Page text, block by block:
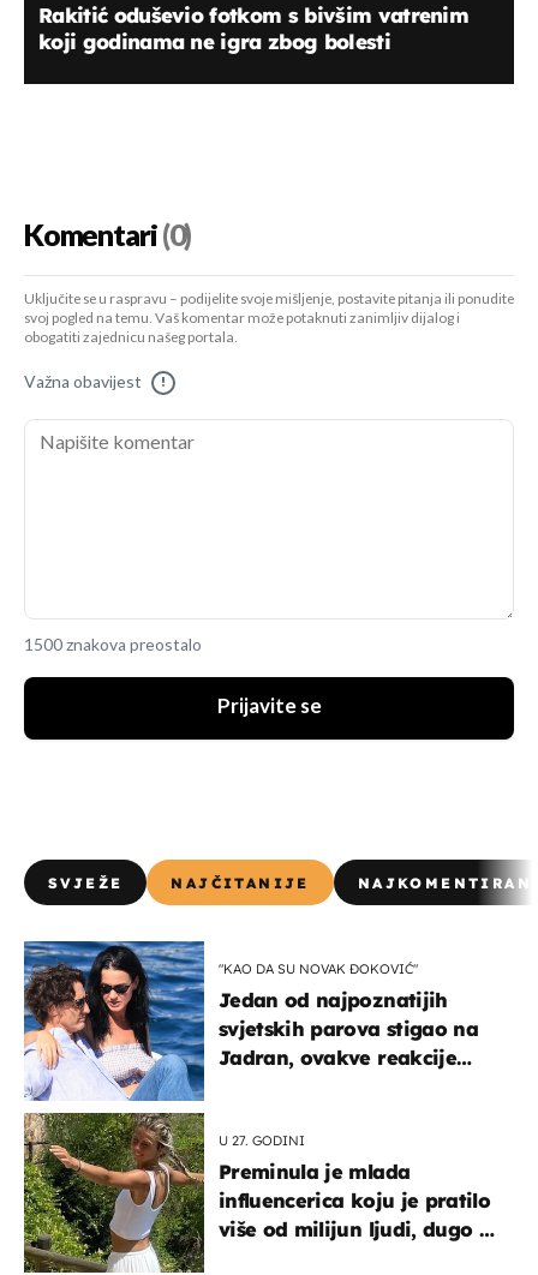
Rakitić oduševio fotkom s bivšim vatrenim
koji godinama ne igra zbog bolesti
Komentari(0)
Uključite se u raspravu – podijelite svoje mišljenje, postavite pitanja ili ponudite
svoj pogled na temu. Vaš komentar može potaknuti zanimljiv dijalog i
obogatiti zajednicu našeg portala.
Važna obavijest !
1500 znakova preostalo
Prijavite se
SVJEŽE NAJČITANIJE
"KAO DA SU NOVAK ĐOKOVIĆ"
Jedan od najpoznatijih
svjetskih parova stigao na
Jadran, ovakve reakcije
U 27. GODINI
Preminula je mlada
influencerica koju je pratilo
više od milijun ljudi, dugo se